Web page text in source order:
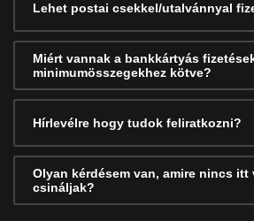
Lehet postai csekkel/utalvánnyal
Miért vannak a bankkártyás
minimumösszegekhez kötve?
Hírlevélre hogy tudok feliratkozni?
Olyan kérdésem van, amire nincs itt
csináljak?